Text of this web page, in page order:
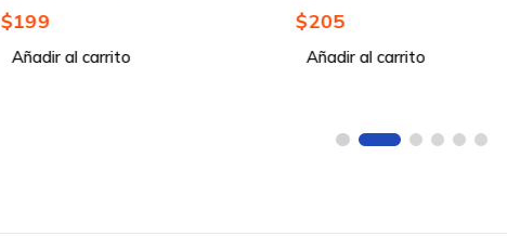
$199
Añadir al carrito
$205
Añadir al carrito